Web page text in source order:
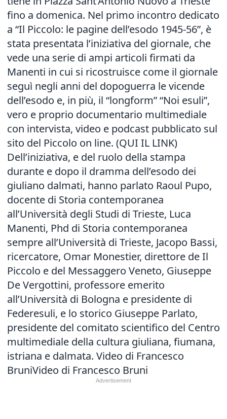
fino a domenica. Nel primo incontro dedicato
a “Il Piccolo: le pagine dell’esodo 1945-56”, è
stata presentata l’iniziativa del giornale, che
vede una serie di ampi articoli firmati da
Manenti in cui si ricostruisce come il giornale
seguì negli anni del dopoguerra le vicende
dell’esodo e, in più, il “longform” “Noi esuli”,
vero e proprio documentario multimediale
con intervista, video e podcast pubblicato sul
sito del Piccolo on line. (QUI IL LINK)
Dell’iniziativa, e del ruolo della stampa
durante e dopo il dramma dell’esodo dei
giuliano dalmati, hanno parlato Raoul Pupo,
docente di Storia contemporanea
all’Università degli Studi di Trieste, Luca
Manenti, Phd di Storia contemporanea
sempre all’Università di Trieste, Jacopo Bassi,
ricercatore, Omar Monestier, direttore de Il
Piccolo e del Messaggero Veneto, Giuseppe
De Vergottini, professore emerito
all’Università di Bologna e presidente di
Federesuli, e lo storico Giuseppe Parlato,
presidente del comitato scientifico del Centro
multimediale della cultura giuliana, fiumana,
istriana e dalmata. Video di Francesco
BruniVideo di Francesco Bruni